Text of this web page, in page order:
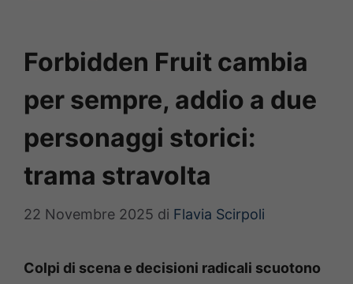
Forbidden Fruit cambia
per sempre, addio a due
personaggi storici:
trama stravolta
22 Novembre 2025 di Flavia Scirpoli
Colpi di scena e decisioni radicali scuotono